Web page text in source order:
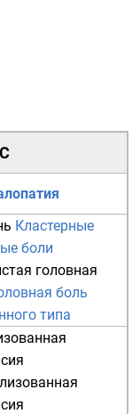
Кластерные
боли
головная
боль
типа